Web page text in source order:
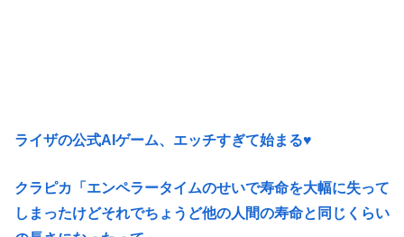
ライザの公式AIゲーム、エッチすぎて始まる♥
クラピカ「エンペラータイムのせいで寿命を大幅に失って
しまったけどそれでちょうど他の人間の寿命と同じくらい